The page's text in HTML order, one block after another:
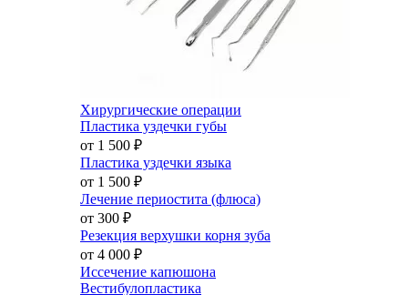
Хирургические операции
Пластика уздечки губы
от 1 500 ₽
Пластика уздечки языка
от 1 500 ₽
Лечение периостита (флюса)
от 300 ₽
Резекция верхушки корня зуба
от 4 000 ₽
Иссечение капюшона
Вестибулопластика